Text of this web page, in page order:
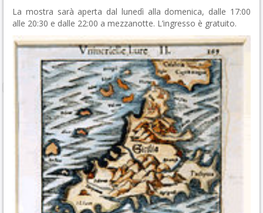
La mostra sarà aperta dal lunedì alla domenica, dalle 17:00
alle 20:30 e dalle 22:00 a mezzanotte. L’ingresso è gratuito.